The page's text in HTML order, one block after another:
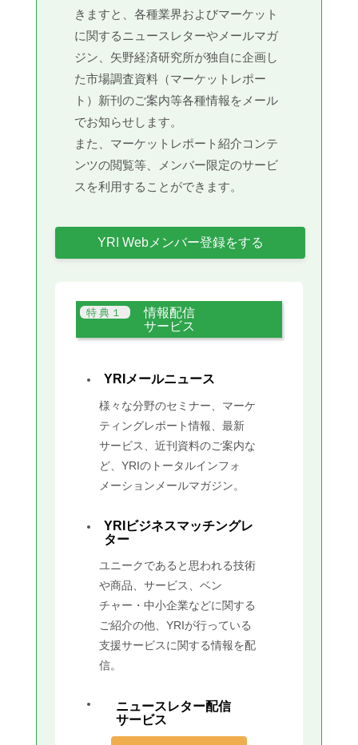
きますと、各種業界およびマーケット
に関するニュースレターやメールマガ
ジン、矢野経済研究所が独自に企画し
た市場調査資料（マーケットレポー
ト）新刊のご案内等各種情報をメール
でお知らせします。
また、マーケットレポート紹介コンテ
ンツの閲覧等、メンバー限定のサービ
スを利用することができます。
YRI Webメンバー登録をする
情報配信
サービス
YRIメールニュース
様々な分野のセミナー、マーケ
ティングレポート情報、最新
サービス、近刊資料のご案内な
ど、YRIのトータルインフォ
メーションメールマガジン。
YRIビジネスマッチングレ
ター
ユニークであると思われる技術
や商品、サービス、ベン
チャー・中小企業などに関する
ご紹介の他、YRIが行っている
支援サービスに関する情報を配
信。
ニュースレター配信
サービス